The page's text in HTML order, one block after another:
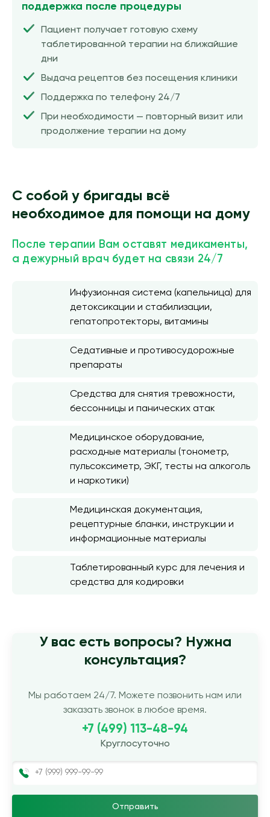
поддержка после процедуры
Пациент получает готовую схему
таблетированной терапии на ближайшие
дни
Выдача рецептов без посещения клиники
Поддержка по телефону 24/7
При необходимости — повторный визит или
продолжение терапии на дому
С собой у бригады всё
необходимое для помощи на дому
После терапии Вам оставят медикаменты,
а дежурный врач будет на связи 24/7
Инфузионная система (капельница) для
детоксикации и стабилизации,
гепатопротекторы, витамины
Седативные и противосудорожные
препараты
Средства для снятия тревожности,
бессонницы и панических атак
Медицинское оборудование,
расходные материалы (тонометр,
пульсоксиметр, ЭКГ, тесты на алкоголь
и наркотики)
Медицинская документация,
рецептурные бланки, инструкции и
информационные материалы
Таблетированный курс для лечения и
средства для кодировки
У вас есть вопросы? Нужна
консультация?
Мы работаем 24/7. Можете позвонить нам или
заказать звонок в любое время.
+7 (499) 113-48-94
Круглосуточно
Отправить